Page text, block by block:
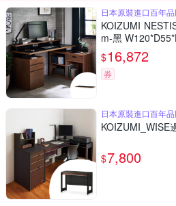
日本原裝進口百年
KOIZUMI
m-黑
$16,872
券
日本原裝進口百年
KOIZUMI_WISE
$7,800